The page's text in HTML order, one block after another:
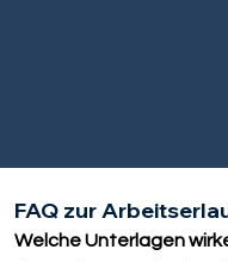
FAQ zur
Welche Unterlagen